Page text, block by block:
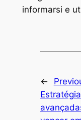
informarsi e
←